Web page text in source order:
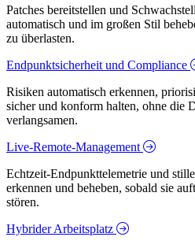
Patches bereitstellen und
automatisch und im großen Stil
zu überlasten.
Endpunktsicherheit und Compliance
Risiken automatisch erkennen,
sicher und konform halten, ohne die
verlangsamen.
Live-Remote-Management
Echtzeit-Endpunkttelemetrie und
erkennen und beheben, sobald sie
stören.
Hybrider Arbeitsplatz